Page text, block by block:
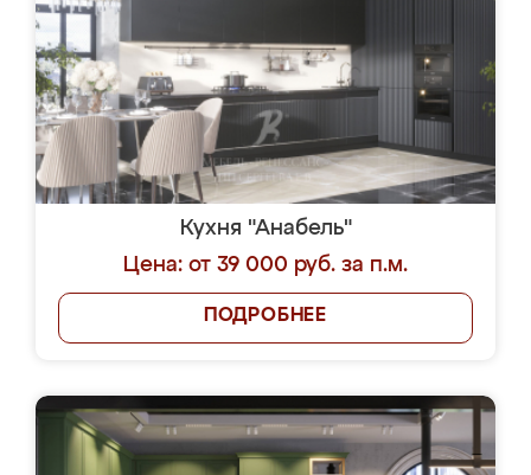
Кухня "Анабель"
Цена: от 39 000 руб. за п.м.
ПОДРОБНЕЕ